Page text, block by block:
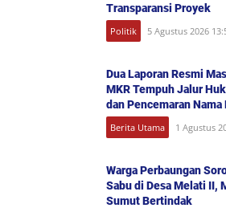
Transparansi Proyek
Politik 5 Agustus 2026
Dua Laporan Resmi
MKR Tempuh Jalur
dan Pencemaran Nama
Berita Utama 1 Agustus
Warga Perbaungan
Sabu di Desa Melati II,
Sumut Bertindak